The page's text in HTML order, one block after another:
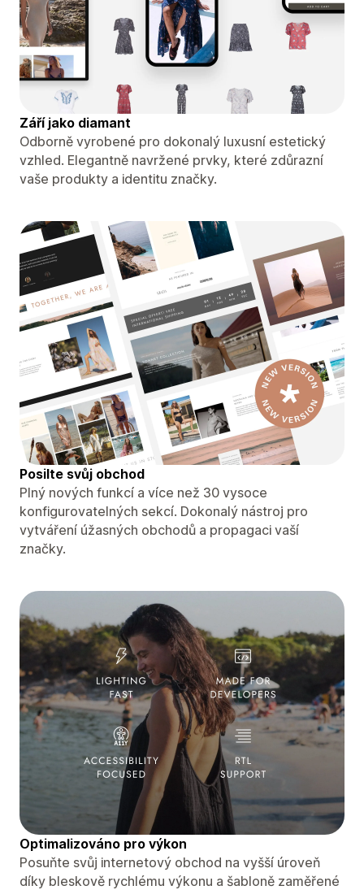
Září jako diamant
Odborně vyrobené pro dokonalý luxusní estetický
vzhled. Elegantně navržené prvky, které zdůrazní
vaše produkty a identitu značky.
Posilte svůj obchod
Plný nových funkcí a více než 30 vysoce
konfigurovatelných sekcí. Dokonalý nástroj pro
vytváření úžasných obchodů a propagaci vaší
značky.
Optimalizováno pro výkon
Posuňte svůj internetový obchod na vyšší úroveň
díky bleskově rychlému výkonu a šabloně zaměřené